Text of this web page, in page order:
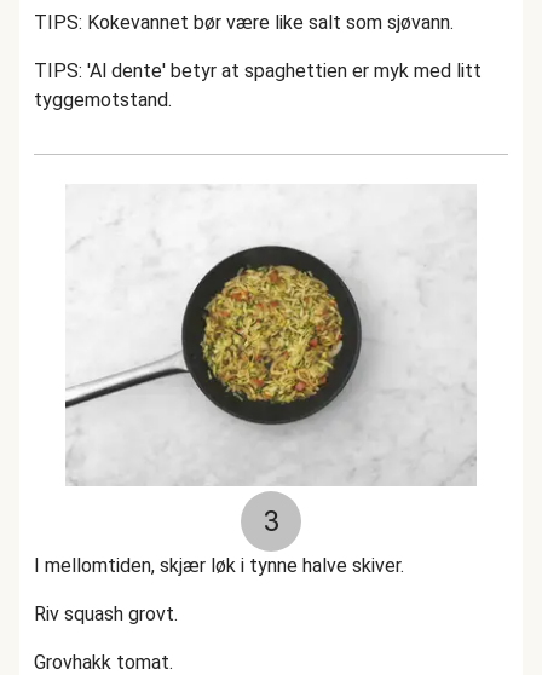
TIPS: Kokevannet bør være like salt som sjøvann.
TIPS: 'Al dente' betyr at spaghettien er myk med litt
tyggemotstand.
3
I mellomtiden, skjær løk i tynne halve skiver.
Riv squash grovt.
Grovhakk tomat.